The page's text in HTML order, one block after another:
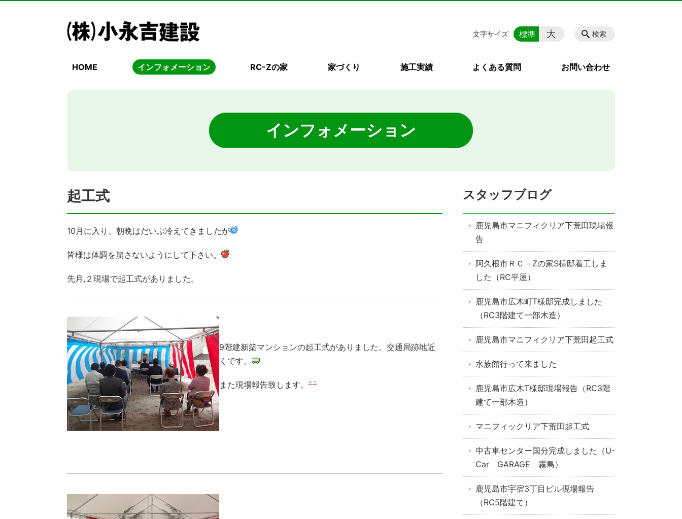
HOME インフォメーション RC-Zの家 家づくり 施工実績 よくある質問 お問い合わせ
検索
文字サイズ 標準 大
インフォメーション
起工式
10月に入り、朝晩はだいぶ冷えてきましたが
皆様は体調を崩さないようにして下さい。
先月,２現場で起工式がありました。
9階建新築マンションの起工式がありました。交通局跡地近
くです。
また現場報告致します。
スタッフブログ
鹿児島市マニフィクリア下荒田現場報
告
阿久根市ＲＣ－Zの家S様邸着工しま
した（RC平屋）
鹿児島市広木町T様邸完成しました
（RC3階建て一部木造）
鹿児島市マニフィクリア下荒田起工式
水族館行って来ました
鹿児島市広木T様邸現場報告（RC3階
建て一部木造）
マニフィックリア下荒田起工式
中古車センター国分完成しました（U-
Car GARAGE 霧島）
鹿児島市宇宿3丁目ビル現場報告
（RC5階建て）